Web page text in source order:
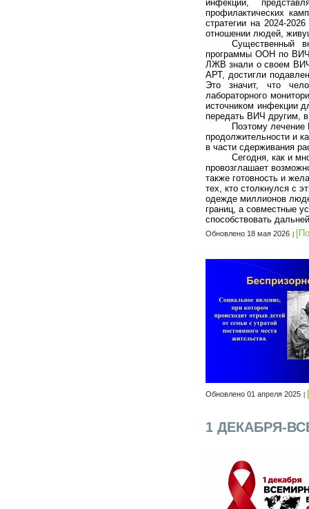
инфекции,
профилактических
стратегии на 2024-
отношении людей,
Существенный
программы ООН по
ЛЖВ знали о своем
АРТ, достигли
Это значит, что
лабораторного
источником инфекции
передать ВИЧ другим,
Поэтому
продолжительности и
в части сдерживания
Сегодня, как и
провозглашает
также готовность и
тех, кто столкнулся с
одежде миллионов
границ, а совместные
способствовать
Обновлено 18 мая 2026
Обновлено 01 апреля 2025
1 ДЕКАБРЯ-